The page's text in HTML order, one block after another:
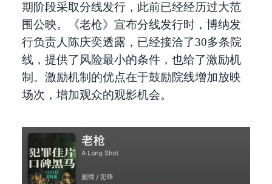
期阶段采取分线发行，此前已经经历过大范
围公映。《老枪》宣布分线发行时，博纳发
行负责人陈庆奕透露，已经接洽了30多条院
线，提供了风险最小的条件，也给了激励机
制。激励机制的优点在于鼓励院线增加放映
场次，增加观众的观影机会。